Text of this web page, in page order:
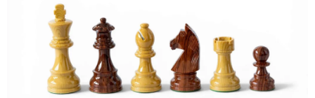
SCHACH-MERCH
SCHACH GESCHENKE